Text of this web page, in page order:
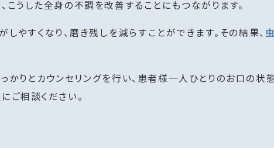
こうした全身の不調を改善することにもつながります。
やすくなり、磨き残しを減らすことができます。その結果、
かりとカウンセリングを行い、患者様一人ひとりのお口の
ご相談ください。